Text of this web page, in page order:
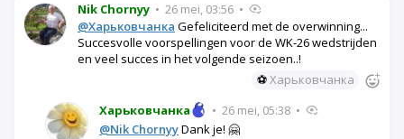
Nik Chornyy • 26 mei, 03:56 •
@Харьковчанка Gefeliciteerd met de overwinning...
Succesvolle voorspellingen voor de WK-26 wedstrijden
en veel succes in het volgende seizoen..!
⚽Харьковчанка
Харьковчанка
• 26 mei, 05:38 •
@Nik ChornyyDank je! 🤗